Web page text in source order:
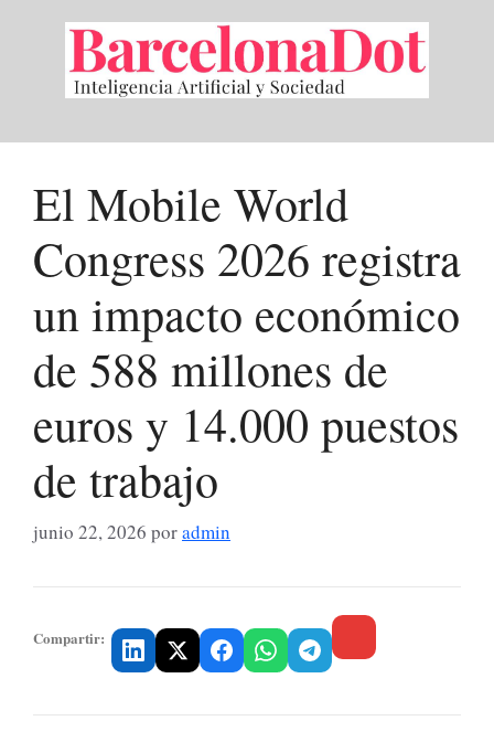
contenido
El Mobile World
Congress 2026 registra
un impacto económico
de 588 millones de
euros y 14.000 puestos
de trabajo
junio 22, 2026 poradmin
Compartir: